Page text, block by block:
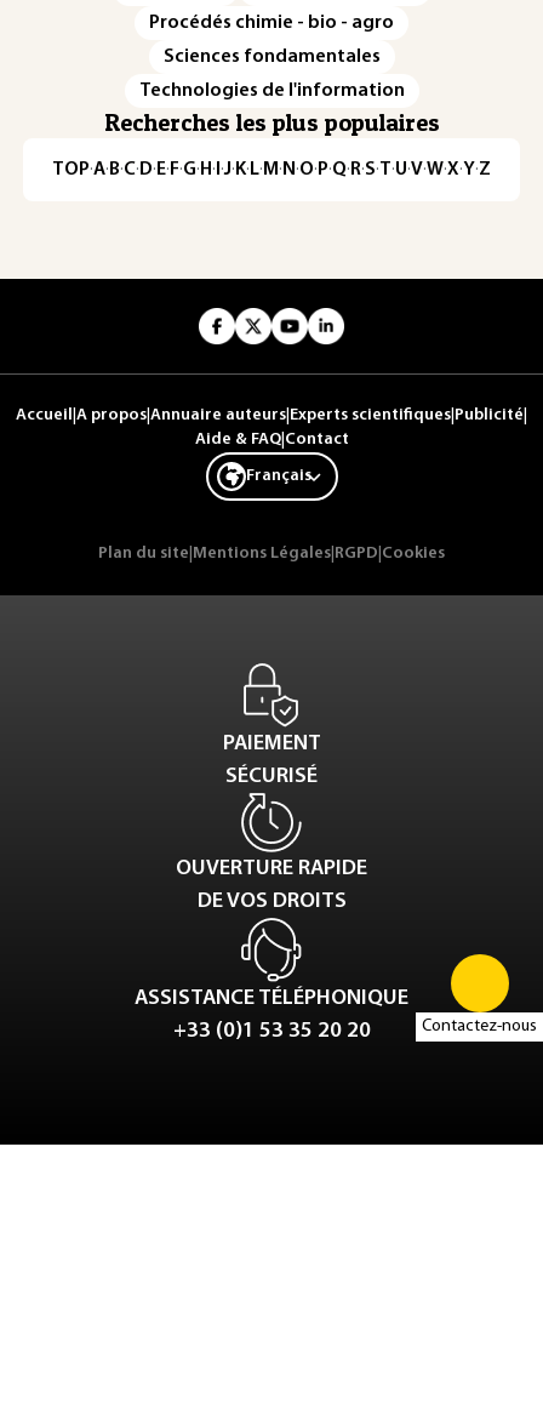
Contactez-nous
Procédés chimie - bio - agro
Sciences fondamentales
Technologies de l'information
Recherches les plus populaires
TOP·A·B·C· D· E· F·G· H · ·J· K· L· M · N ·O· P·Q· R·S·T·U·V·W·X·Y·Z
Accueil A propos Annuaire auteurs Experts scientifiques Publicité
Aide & FAQ| Contact
Français
Plan du site Mentions Légales RGPD Cookies
PAIEMENT
SÉCURISÉ
OUVERTURE RAPIDE
DE VOS DROITS
ASSISTANCE TÉLÉPHONIQUE
+33 (0)1 53 35 20 20